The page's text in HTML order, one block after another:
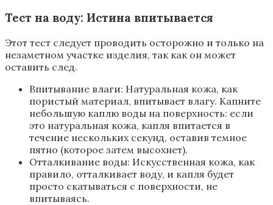
Тест на воду: Истина впитывается
Этот тест следует проводить осторожно и только на
незаметном участке изделия, так как он может
оставить след.
Впитывание влаги: Натуральная кожа, как
пористый материал, впитывает влагу. Капните
небольшую каплю воды на поверхность: если
это натуральная кожа, капля впитается в
течение нескольких секунд, оставив темное
пятно (которое затем высохнет).
Отталкивание воды: Искусственная кожа, как
правило, отталкивает воду, и капля будет
просто скатываться с поверхности, не
впитываясь.